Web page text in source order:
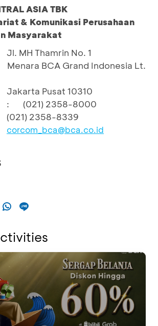
ASIA TBK
& Komunikasi Perusahaan
Masyarakat
Jl. MH Thamrin No. 1
Menara BCA Grand Indonesia Lt.
Jakarta Pusat 10310
:
(021) 2358-8000
(021) 2358-8339
corcom_bca@bca.co.id